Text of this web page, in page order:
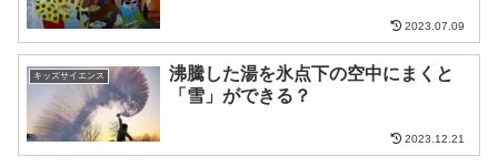
2023.07.09
キッズサイエンス
沸騰した湯を氷点下の空中にまくと
「雪」ができる？
2023.12.21